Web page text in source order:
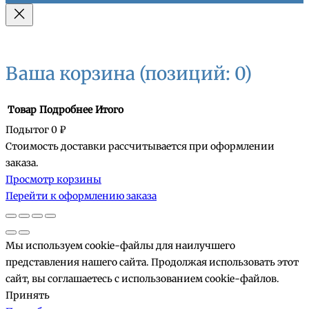
Ваша корзина (позиций: 0)
Товары
в
корзине
Товар Подробнее Итого
Подытог0 ₽
Стоимость доставки рассчитывается при оформлении
заказа.
Просмотр корзины
Перейти к оформлению заказа
Мы используем cookie-файлы для наилучшего
представления нашего сайта. Продолжая использовать этот
сайт, вы соглашаетесь с использованием cookie-файлов.
Принять